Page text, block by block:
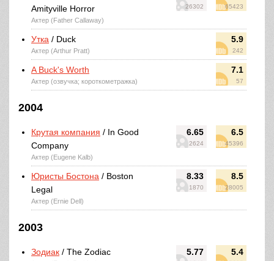
26302 65423
Amityville Horror
Актер (Father Callaway)
5.9
242
Утка / Duck
Актер (Arthur Pratt)
7.1
57
A Buck's Worth
Актер (озвучка; короткометражка)
2004
6.65
2624
6.5
45396
Крутая компания / In Good
Company
Актер (Eugene Kalb)
8.33
1870
8.5
28005
Юристы Бостона / Boston
Legal
Актер (Ernie Dell)
2003
5.77 5.4
Зодиак / The Zodiac